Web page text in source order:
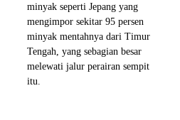
minyak seperti Jepang yang
mengimpor sekitar 95 persen
minyak mentahnya dari Timur
Tengah, yang sebagian besar
melewati jalur perairan sempit
itu.